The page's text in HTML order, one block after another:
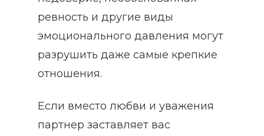
ревность и другие виды
эмоционального давления могут
разрушить даже самые крепкие
отношения.
Если вместо любви и уважения
партнер заставляет вас